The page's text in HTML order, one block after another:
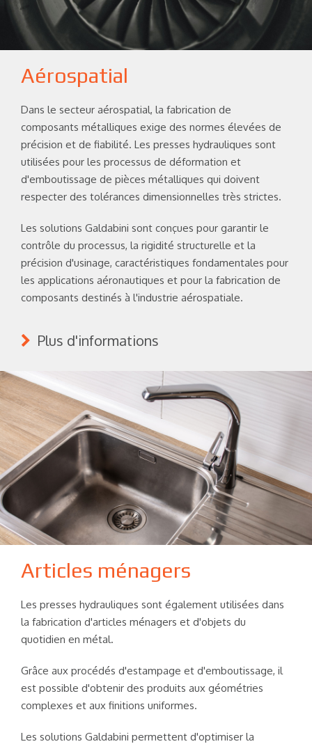
Aérospatial
Dans le secteur aérospatial, la fabrication de
composants métalliques exige des normes élevées de
précision et de fiabilité. Les presses hydrauliques sont
utilisées pour les processus de déformation et
d'emboutissage de pièces métalliques qui doivent
respecter des tolérances dimensionnelles très strictes.
Les solutions Galdabini sont conçues pour garantir le
contrôle du processus, la rigidité structurelle et la
précision d'usinage, caractéristiques fondamentales pour
les applications aéronautiques et pour la fabrication de
composants destinés à l'industrie aérospatiale.
Plus d'informations
Articles ménagers
Les presses hydrauliques sont également utilisées dans
la fabrication d'articles ménagers et d'objets du
quotidien en métal.
Grâce aux procédés d'estampage et d'emboutissage, il
est possible d'obtenir des produits aux géométries
complexes et aux finitions uniformes.
Les solutions Galdabini permettent d'optimiser la